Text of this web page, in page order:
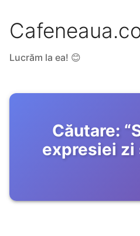
Lucrăm la ea! 😊
Căutare: “
expresiei zi